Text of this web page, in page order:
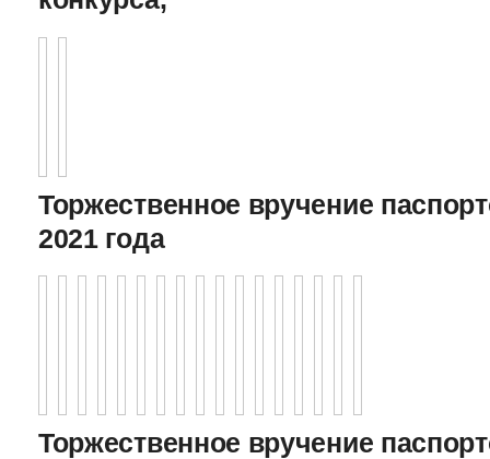
Торжественное вручение
2021 года
Торжественное вручение